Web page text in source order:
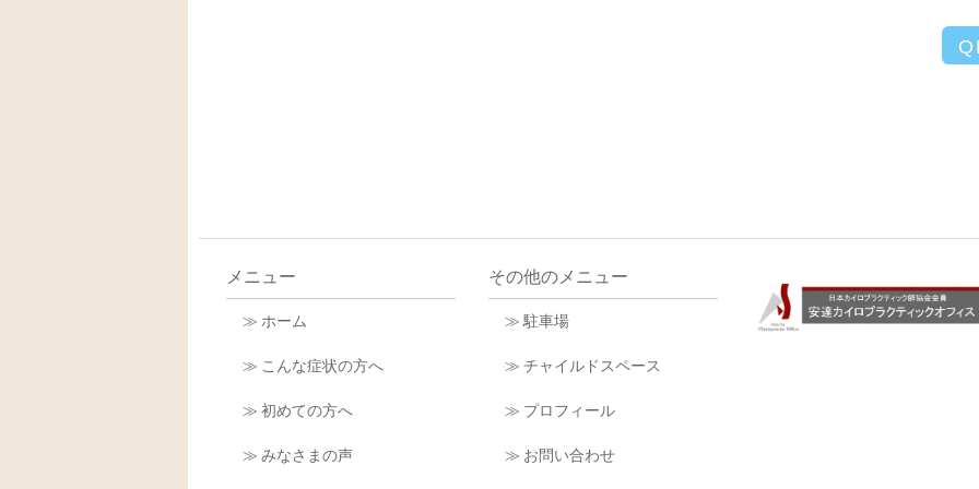
メニュー
≫ ホーム
≫ こんな症状の方へ
≫ 初めての方へ
≫ みなさまの声
その他のメニュー
≫ 駐車場
≫ チャイルドスペース
≫ プロフィール
≫ お問い合わせ